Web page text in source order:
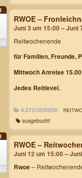
RWOE –
Juni 3 um 15:00 – Juni
Reitwochenende
für Familien, Freunde,
Mittwoch Anreise
Jedes Reitlevel.
KATEGORIEN:
ausgebucht
RWOE –
Juni 12 um 15:00 –
Rwoe–